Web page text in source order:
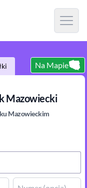
Open
Na Mapie
Mazowiecki
Mazowieckim